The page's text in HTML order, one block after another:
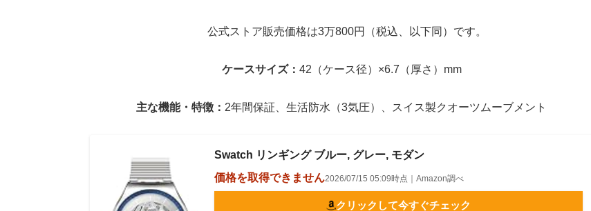
公式ストア販売価格は3万800円（税込、以下同）です。
ケースサイズ： 42（ケース径）×6.7（厚さ）mm
主な機能・特徴： 2年間保証、生活防水（3気圧）、スイス製クオーツムーブメント
Swatch リンギング ブルー, グレー, モダン
価格を取得できません2026/07/15 05:09時点｜Amazon調べ
クリックして今すぐチェック